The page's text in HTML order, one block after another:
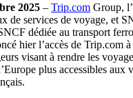
2025 – Trip.com Group,
de services de voyage, et
dédiée au transport
hier l’accès de Trip.com
visant à rendre les
plus accessibles aux